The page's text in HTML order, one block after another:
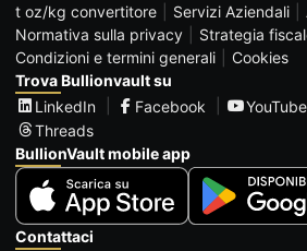
t oz/kg convertitore
Servizi Aziendali
Normativa sulla privacy
Strategia
Condizioni e termini generali
Cookies
Trova Bullionvault su
LinkedIn
Facebook YouTube
Threads
BullionVault mobile app
Contattaci